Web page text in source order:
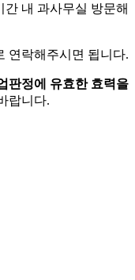
내 과사무실 방문해
연락해주시면 됩니다.
판정에 유효한 효력을
랍니다.